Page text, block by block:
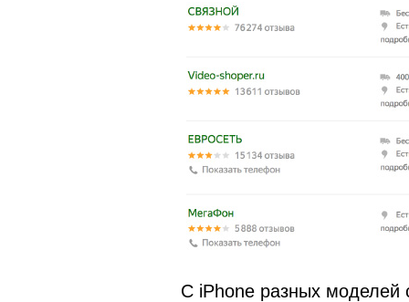
С iPhone разных моделей